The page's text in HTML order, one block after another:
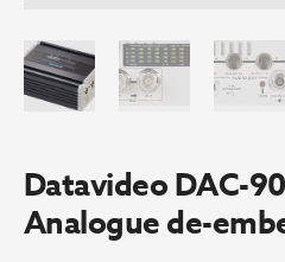
Datavideo DAC-
Analogue de-